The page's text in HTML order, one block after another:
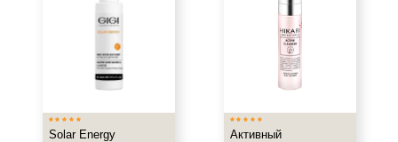
Время применения
Вечер
День
Solar Energy
Активный